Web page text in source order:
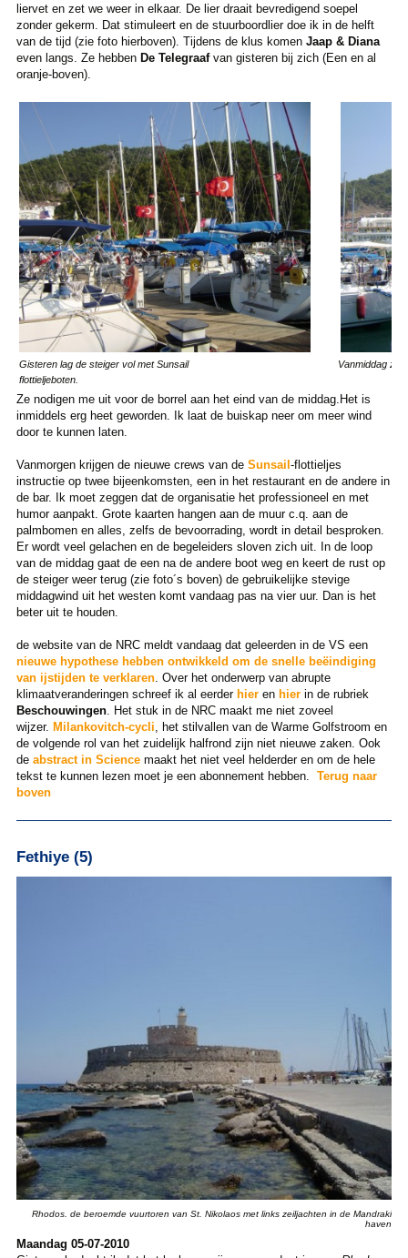
liervet en zet we weer in elkaar. De lier draait bevredigend soepel
zonder gekerm. Dat stimuleert en de stuurboordlier doe ik in de helft
van de tijd (zie foto hierboven). Tijdens de klus komen Jaap & Diana
even langs. Ze hebben De Telegraaf van gisteren bij zich (Een en al
oranje-boven).
Gisteren lag de steiger vol met Sunsail
flottieljeboten.
Vanmiddag
Ze nodigen me uit voor de borrel aan het eind van de middag.Het is
inmiddels erg heet geworden. Ik laat de buiskap neer om meer wind
door te kunnen laten.
Vanmorgen krijgen de nieuwe crews van de Sunsail-flottieljes
instructie op twee bijeenkomsten, een in het restaurant en de andere in
de bar. Ik moet zeggen dat de organisatie het professioneel en met
humor aanpakt. Grote kaarten hangen aan de muur c.q. aan de
palmbomen en alles, zelfs de bevoorrading, wordt in detail besproken.
Er wordt veel gelachen en de begeleiders sloven zich uit. In de loop
van de middag gaat de een na de andere boot weg en keert de rust op
de steiger weer terug (zie foto´s boven) de gebruikelijke stevige
middagwind uit het westen komt vandaag pas na vier uur. Dan is het
beter uit te houden.
de website van de NRC meldt vandaag dat geleerden in de VS een
nieuwe hypothese hebben ontwikkeld om de snelle beëindiging
van ijstijden te verklaren. Over het onderwerp van abrupte
klimaatveranderingen schreef ik al eerder hieren hierin de rubriek
Beschouwingen. Het stuk in de NRC maakt me niet zoveel
wijzer. Milankovitch-cycli , het stilvallen van de Warme Golfstroom en
de volgende rol van het zuidelijk halfrond zijn niet nieuwe zaken. Ook
de abstract in Science maakt het niet veel helderder en om de hele
tekst te kunnen lezen moet je een abonnement hebben. Terug naar
boven
Fethiye (5)
Rhodos. de beroemde vuurtoren van St. Nikolaos met links zeiljachten in de Mandraki
haven
Maandag 05-07-2010